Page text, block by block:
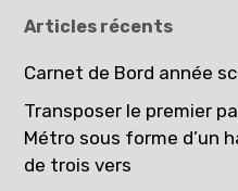
Articles récents
Carnet de Bord année
Transposer le premier
Métro sous forme d’un
de trois vers